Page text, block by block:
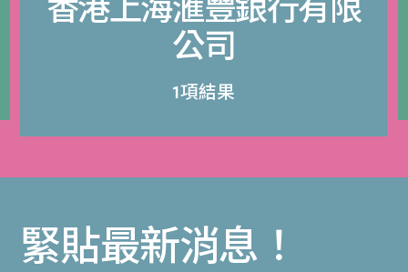
香港上海滙豐銀行有限
公司
1項結果
緊貼最新消息！